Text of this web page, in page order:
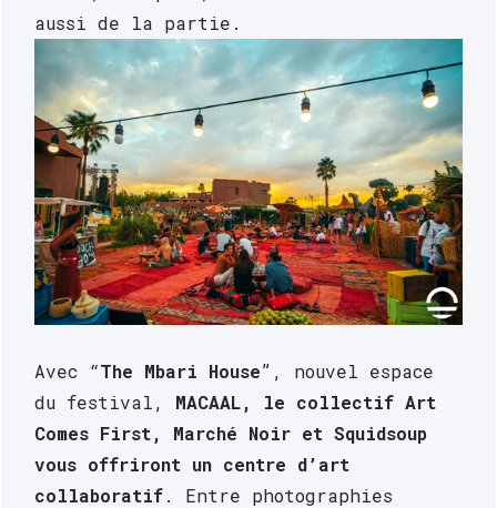
aussi de la partie.
Avec “The Mbari House”, nouvel espace
du festival, MACAAL, le collectif Art
Comes First, Marché Noir et Squidsoup
vous offriront un centre d’art
collaboratif. Entre photographies